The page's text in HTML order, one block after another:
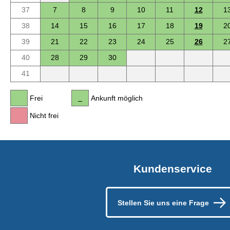
37
7 8 9 10 11 12
38
14 15 16 17 18 19
39
21 22 23 24 25 26
40
28 29
30
41
Frei
Nicht frei
Ankunft möglich
Kundenservice
Stellen Sie uns eine Frage